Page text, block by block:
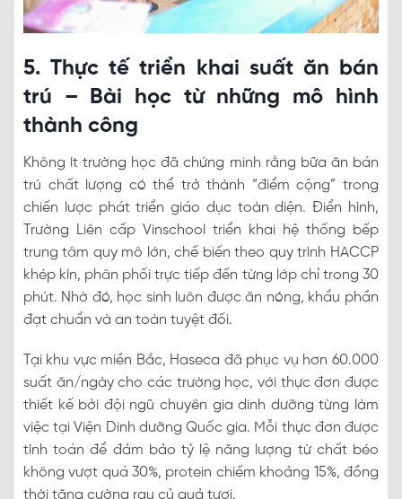
5. Thực tế triển khai suất ăn bán
trú – Bài học từ những mô hình
thành công
Không ít trường học đã chứng minh rằng bữa ăn bán
trú chất lượng có thể trở thành “điểm cộng” trong
chiến lược phát triển giáo dục toàn diện. Điển hình,
Trường Liên cấp Vinschool triển khai hệ thống bếp
trung tâm quy mô lớn, chế biến theo quy trình HACCP
khép kín, phân phối trực tiếp đến từng lớp chỉ trong 30
phút. Nhờ đó, học sinh luôn được ăn nóng, khẩu phần
đạt chuẩn và an toàn tuyệt đối.
Tại khu vực miền Bắc, Haseca đã phục vụ hơn 60.000
suất ăn/ngày cho các trường học, với thực đơn được
thiết kế bởi đội ngũ chuyên gia dinh dưỡng từng làm
việc tại Viện Dinh dưỡng Quốc gia. Mỗi thực đơn được
tính toán để đảm bảo tỷ lệ năng lượng từ chất béo
không vượt quá 30%, protein chiếm khoảng 15%, đồng
thời tăng cường rau củ quả tươi.